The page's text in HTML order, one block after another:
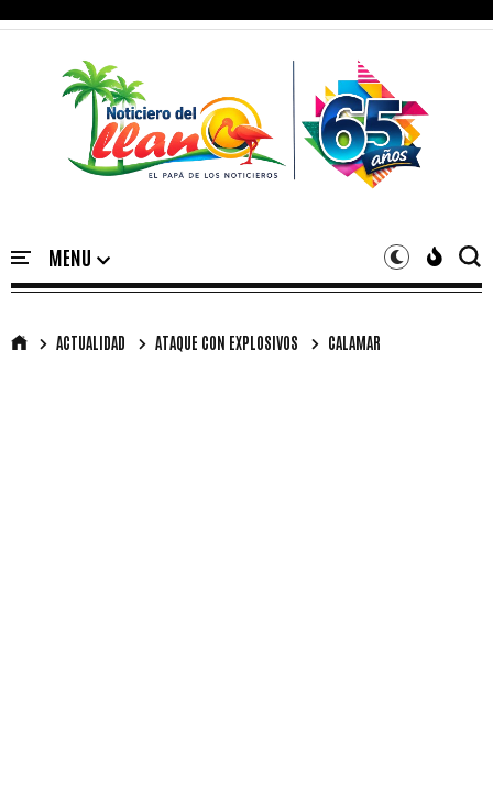
ACTUALIDAD ATAQUE CON EXPLOSIVOS CALAMAR